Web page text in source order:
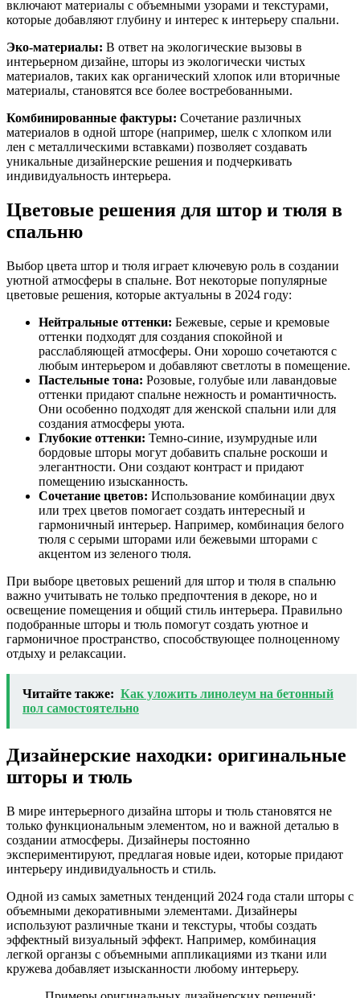
включают материалы с объемными узорами и текстурами,
которые добавляют глубину и интерес к интерьеру спальни.
Эко-материалы: В ответ на экологические вызовы в
интерьерном дизайне, шторы из экологически чистых
материалов, таких как органический хлопок или вторичные
материалы, становятся все более востребованными.
Комбинированные фактуры: Сочетание различных
материалов в одной шторе (например, шелк с хлопком или
лен с металлическими вставками) позволяет создавать
уникальные дизайнерские решения и подчеркивать
индивидуальность интерьера.
Цветовые решения для штор и тюля в
спальню
Выбор цвета штор и тюля играет ключевую роль в создании
уютной атмосферы в спальне. Вот некоторые популярные
цветовые решения, которые актуальны в 2024 году:
Нейтральные оттенки: Бежевые, серые и кремовые
оттенки подходят для создания спокойной и
расслабляющей атмосферы. Они хорошо сочетаются с
любым интерьером и добавляют светлоты в помещение.
Пастельные тона: Розовые, голубые или лавандовые
оттенки придают спальне нежность и романтичность.
Они особенно подходят для женской спальни или для
создания атмосферы уюта.
Глубокие оттенки: Темно-синие, изумрудные или
бордовые шторы могут добавить спальне роскоши и
элегантности. Они создают контраст и придают
помещению изысканность.
Сочетание цветов: Использование комбинации двух
или трех цветов помогает создать интересный и
гармоничный интерьер. Например, комбинация белого
тюля с серыми шторами или бежевыми шторами с
акцентом из зеленого тюля.
При выборе цветовых решений для штор и тюля в спальню
важно учитывать не только предпочтения в декоре, но и
освещение помещения и общий стиль интерьера. Правильно
подобранные шторы и тюль помогут создать уютное и
гармоничное пространство, способствующее полноценному
отдыху и релаксации.
Читайте также: Как уложить линолеум на бетонный
пол самостоятельно
Дизайнерские находки: оригинальные
шторы и тюль
В мире интерьерного дизайна шторы и тюль становятся не
только функциональным элементом, но и важной деталью в
создании атмосферы. Дизайнеры постоянно
экспериментируют, предлагая новые идеи, которые придают
интерьеру индивидуальность и стиль.
Одной из самых заметных тенденций 2024 года стали шторы с
объемными декоративными элементами. Дизайнеры
используют различные ткани и текстуры, чтобы создать
эффектный визуальный эффект. Например, комбинация
легкой органзы с объемными аппликациями из ткани или
кружева добавляет изысканности любому интерьеру.